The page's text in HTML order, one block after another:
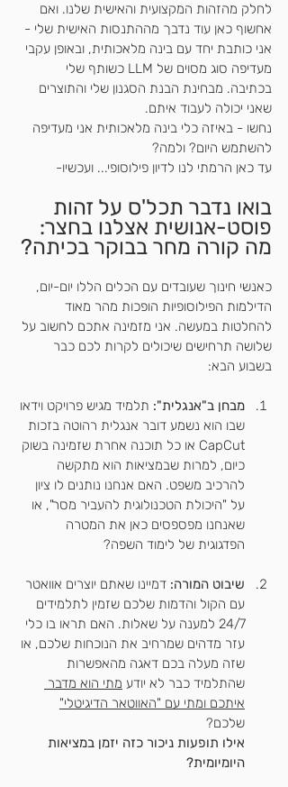
לחלק מהזהות המקצועית והאישית שלנו. ואם
אחשוף כאן עוד נדבך מההתנסות האישית שלי -
אני כותבת יחד עם בינה מלאכותית, ובאופן עקבי
מעדיפה סוג מסוים של LLM כשותף שלי
בכתיבה. מבחינת הבנת הסגנון שלי והתוצרים
שאני יכולה לעבוד איתם.
נחשו - באיזה כלי בינה מלאכותית אני מעדיפה
להשתמש היום? ולמה?
עד כאן הרמתי לנו לדיון פילוסופי... ועכשיו-
בואו נדבר תכל'ס על זהות
פוסט-אנושית אצלנו בחצר:
מה קורה מחר בבוקר בכיתה?
כאנשי חינוך שעובדים עם הכלים הללו יום-יום,
הדילמות הפילוסופיות הופכות מהר מאוד
להחלטות במעשה. אני מזמינה אתכם לחשוב על
שלושה תרחישים שיכולים לקרות לכם כבר
בשבוע הבא:
מבחן ב"אנגלית": תלמיד מגיש פרויקט וידאו
שבו הוא נשמע דובר אנגלית רהוטה בזכות
CapCut או כל תוכנה אחרת שזמינה בשוק
כיום, למרות שבמציאות הוא מתקשה
להרכיב משפט. האם אנחנו נותנים לו ציון
על "היכולת הטכנולוגית להעביר מסר", או
שאנחנו מפספסים כאן את המטרה
הפדגוגית של לימוד השפה?
שיבוט המורה: דמיינו שאתם יוצרים אוואטר
עם הקול והדמות שלכם שזמין לתלמידים
24/7 למענה על שאלות. האם תראו בו כלי
עזר מדהים שמרחיב את הנוכחות שלכם, או
שזה מעלה בכם דאגה מהאפשרות
שהתלמיד כבר לא יודע מתי הוא מדבר
איתכם ומתי עם "האווטאר הדיגיטלי"
שלכם?
אילו תופעות ניכור כזה יזמן במציאות
היומיומית?